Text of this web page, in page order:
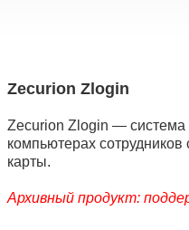
Zecurion Zlogin
Zecurion Zlogin — система
компьютерах
карты.
Архивный продукт: